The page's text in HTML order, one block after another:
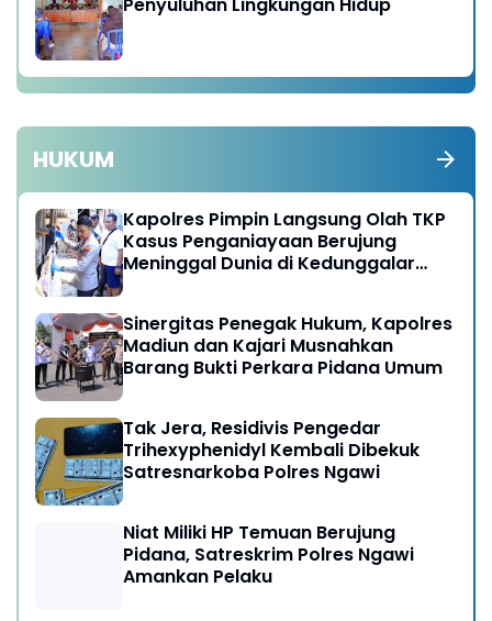
HUKUM
Kapolres Pimpin Langsung Olah TKP
Kasus Penganiayaan Berujung
Meninggal Dunia di Kedunggalar
Sinergitas Penegak Hukum, Kapolres
Madiun dan Kajari Musnahkan
Barang Bukti Perkara Pidana Umum
Tak Jera, Residivis Pengedar
Trihexyphenidyl Kembali Dibekuk
Satresnarkoba Polres Ngawi
Niat Miliki HP Temuan Berujung
Pidana, Satreskrim Polres Ngawi
Amankan Pelaku